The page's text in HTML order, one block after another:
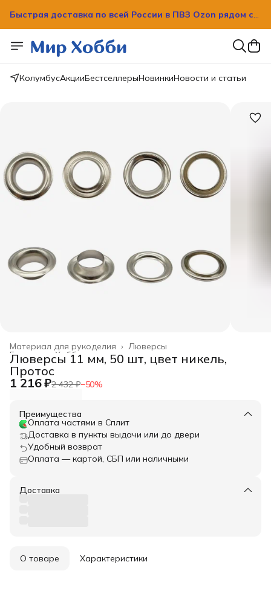
Быстрая доставка по всей России в ПВЗ Ozon рядом с
Быстрая доставка по всей России в ПВЗ Ozon рядом с
вашим домом!
КолумбусАкцииБестселлерыНовинкиНовости и статьи
Люверсы
Материал для рукоделия ›
Хобби и творчество
Главная ›
Люверсы 11 мм, 50 шт, цвет никель,
Протос
1 216 ₽2 432 ₽−50%
Преимущества
Оплата частями в Сплит
Доставка в пункты выдачи или до двери
Удобный возврат
Оплата — картой, СБП или наличными
Доставка
О товаре Характеристики